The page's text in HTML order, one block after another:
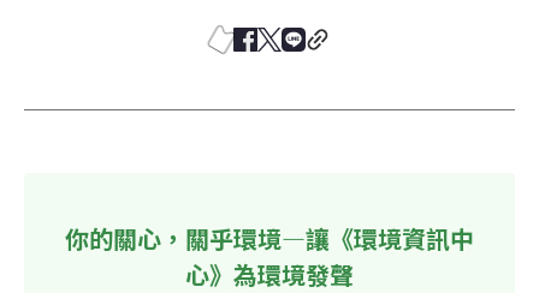
你的關心，關乎環境—讓《環境資訊中
心》為環境發聲